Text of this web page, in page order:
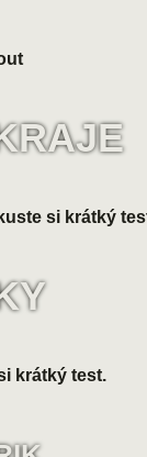
si krátký
krátký test.